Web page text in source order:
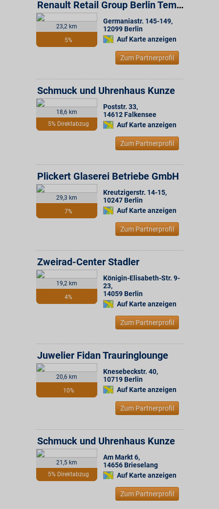
23,2 km
5%
Renault Retail Group Berlin Tempelhof
Germaniastr. 145-149,
12099 Berlin
Auf Karte anzeigen
Zum Partnerprofil
18,6 km
5% Direktabzug
Schmuck und Uhrenhaus Kunze
Poststr. 33,
14612 Falkensee
Auf Karte anzeigen
Zum Partnerprofil
29,3 km
7%
Plickert Glaserei Betriebe GmbH
Kreutzigerstr. 14-15,
10247 Berlin
Auf Karte anzeigen
Zum Partnerprofil
19,2 km
4%
Zweirad-Center Stadler
Königin-Elisabeth-Str. 9-
23,
14059 Berlin
Auf Karte anzeigen
Zum Partnerprofil
20,6 km
10%
Juwelier Fidan Trauringlounge
Knesebeckstr. 40,
10719 Berlin
Auf Karte anzeigen
Zum Partnerprofil
21,5 km
5% Direktabzug
Schmuck und Uhrenhaus Kunze
Am Markt 6,
14656 Brieselang
Auf Karte anzeigen
Zum Partnerprofil